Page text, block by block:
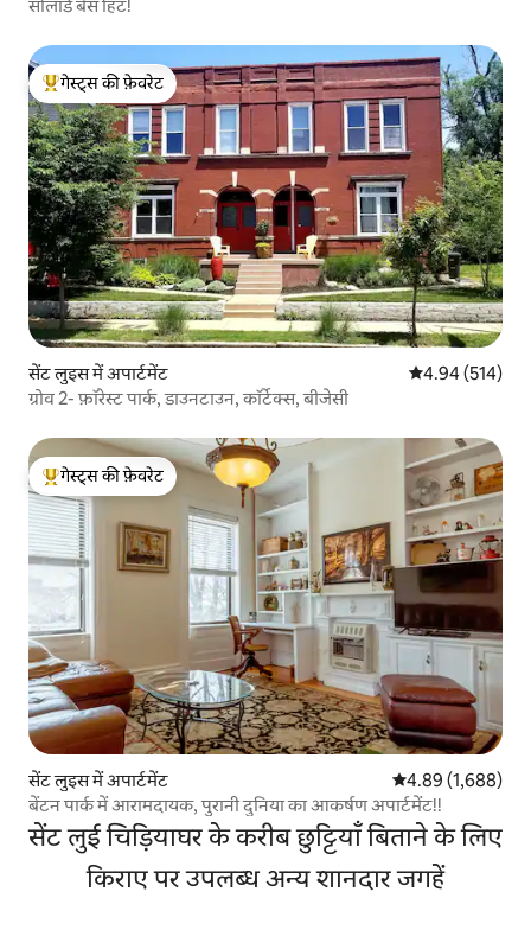
सोलार्ड बेस हिट!
गेस्ट्स का टॉप फ़ेवरेट
गेस्ट्स की फ़ेवरेट
सेंट लुइस में अपार्टमेंट औसत रेटिंग 5 में से
4.94 (514)
ग्रोव 2- फ़ॉरेस्ट पार्क, डाउनटाउन, कॉर्टेक्स, बीजेसी
गेस्ट्स का टॉप फ़ेवरेट
गेस्ट्स की फ़ेवरेट
सेंट लुइस में अपार्टमेंट औसत रेटिंग 5 में से
4.89 (1,688)
बेंटन पार्क में आरामदायक, पुरानी दुनिया का आकर्षण अपार्टमेंट!!
सेंट लुई चिड़ियाघर के करीब छुट्टियाँ बिताने के लिए
किराए पर उपलब्ध अन्य शानदार जगहें